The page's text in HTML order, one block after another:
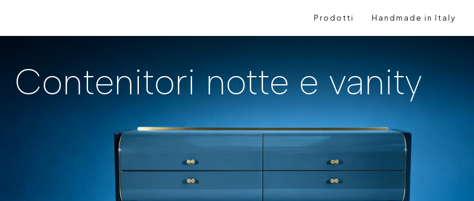
Prodotti Handmade in Italy
Contenitori notte e vanity